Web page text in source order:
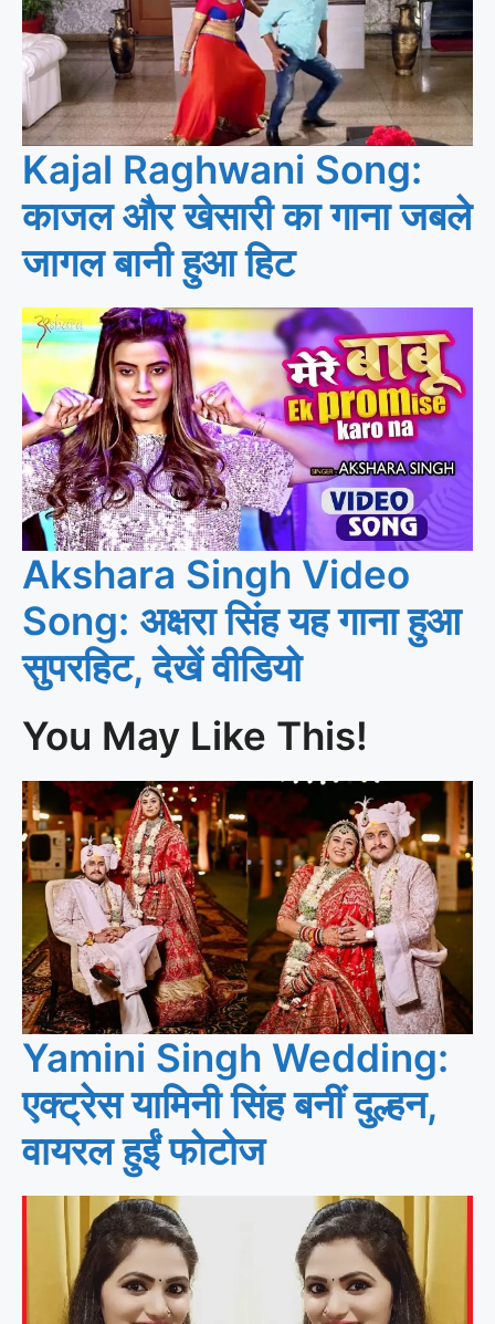
Kajal Raghwani Song:
काजल और खेसारी का गाना जबले
जागल बानी हुआ हिट
Akshara Singh Video
Song: अक्षरा सिंह यह गाना हुआ
सुपरहिट, देखें वीडियो
You May Like This!
Yamini Singh Wedding:
एक्ट्रेस यामिनी सिंह बनीं दुल्हन,
वायरल हुईं फोटोज